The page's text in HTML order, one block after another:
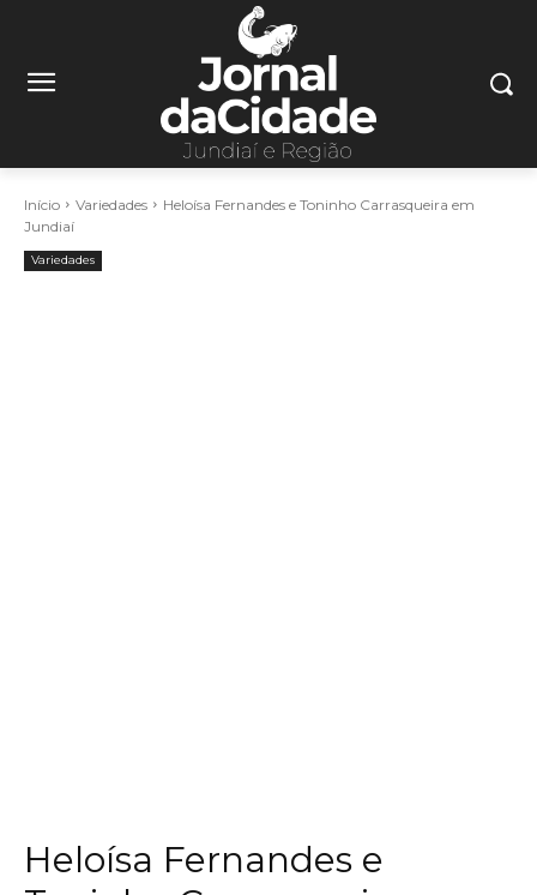
Início Variedades
Heloísa Fernandes e Toninho Carrasqueira em
Jundiaí
Variedades
Heloísa Fernandes e